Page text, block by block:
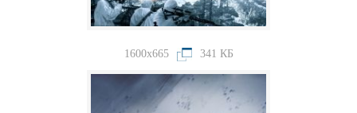
1600x665 341 КБ